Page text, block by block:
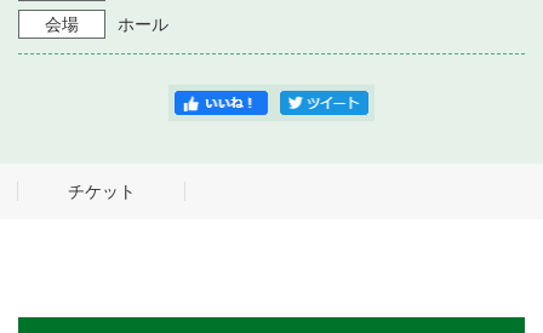
・ 利用料金
・ フロアマップ
会場
ホール
チケット